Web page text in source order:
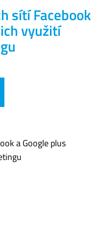
sítí Facebook
využití
a Google plus